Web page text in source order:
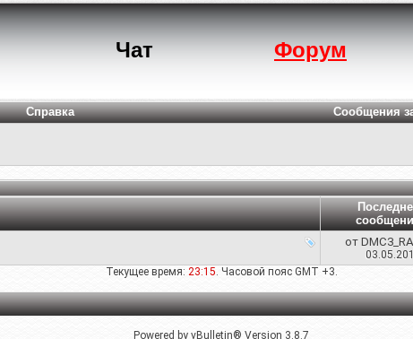
Чат Форум
Справка Сообщения
от
Текущее время: 23:15. Часовой пояс GMT +3.
Powered by vBulletin® Version 3.8.7